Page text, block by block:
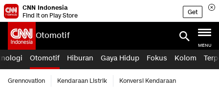
CNN Indonesia
Find it on Play Store
Get
Otomotif
MENU
Otomotif Hiburan Gaya Hidup Fokus Kolom
Grennovation Kendaraan Listrik Konversi Kendaraan